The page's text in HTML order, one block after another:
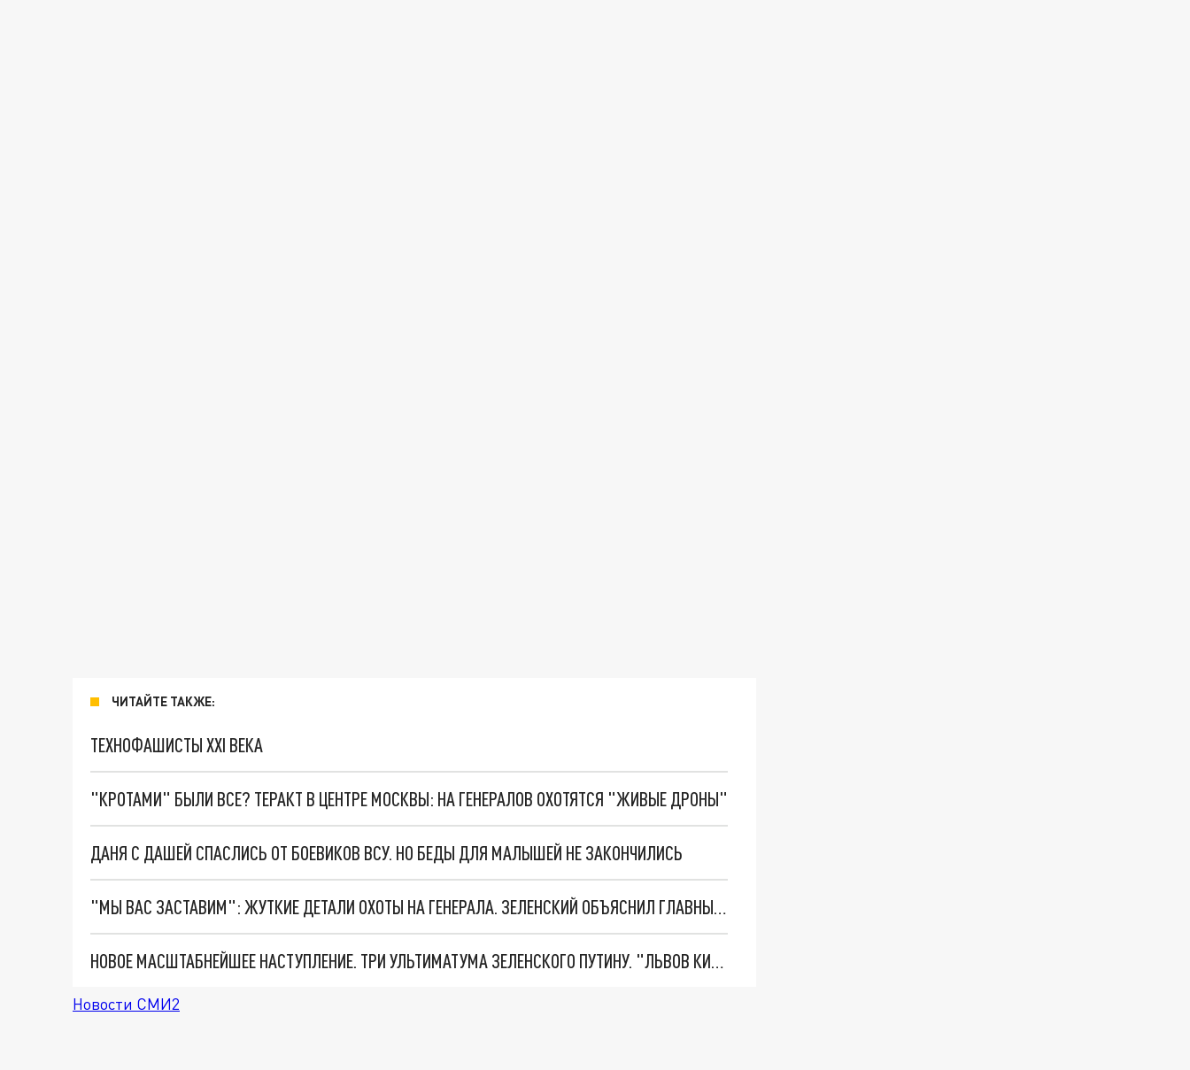
ЧИТАЙТЕ ТАКЖЕ:
ТЕХНОФАШИСТЫ XXI ВЕКА
"КРОТАМИ" БЫЛИ ВСЕ? ТЕРАКТ В ЦЕНТРЕ МОСКВЫ: НА ГЕНЕРАЛОВ ОХОТЯТСЯ "ЖИВЫЕ ДРОНЫ"
ДАНЯ С ДАШЕЙ СПАСЛИСЬ ОТ БОЕВИКОВ ВСУ. НО БЕДЫ ДЛЯ МАЛЫШЕЙ НЕ ЗАКОНЧИЛИСЬ
"МЫ ВАС ЗАСТАВИМ": ЖУТКИЕ ДЕТАЛИ ОХОТЫ НА ГЕНЕРАЛА. ЗЕЛЕНСКИЙ ОБЪЯСНИЛ ГЛАВНЫЙ СМЫСЛ ТЕРАКТА В ЦЕНТРЕ МОСКВЫ
НОВОЕ МАСШТАБНЕЙШЕЕ НАСТУПЛЕНИЕ. ТРИ УЛЬТИМАТУМА ЗЕЛЕНСКОГО ПУТИНУ. "ЛЬВОВ КИМА" ПОСТАВЯТ НА ПВО? ГЛОБАЛЬНЫЙ ПРОРЫВ ПОД ЗАПОРОЖЬЕМ
Новости СМИ2